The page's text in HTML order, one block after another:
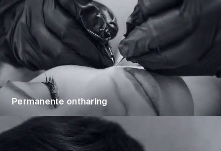
Permanente ontharing